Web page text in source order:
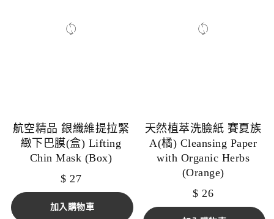
航空精品 銀纖維提拉緊
緻下巴膜(盒) Lifting
Chin Mask (Box)
$ 27
加入購物車
天然植萃洗臉紙 賽夏族
A(橘) Cleansing Paper
with Organic Herbs
(Orange)
$ 26